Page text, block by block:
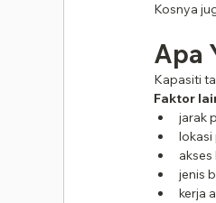
Kosnya
Apa
Kapasiti
Faktor
jarak
akses
jenis
kerja